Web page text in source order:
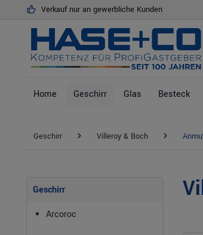
Zur Hauptnavigation springen
Verkauf nur an gewerbliche Kunden
Home Geschirr Glas Besteck
Geschirr Villeroy & Boch
Geschirr
Arcoroc